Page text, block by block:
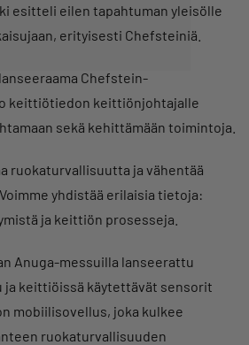
esitteli eilen tapahtuman yleisölle
erityisesti Chefsteiniä.
Chefstein-
keittiötiedon keittiönjohtajalle
sekä kehittämään toimintoja.
ruokaturvallisuutta ja vähentää
yhdistää erilaisia tietoja:
ja keittiön prosesseja.
Anuga-messuilla lanseerattu
ja keittiöissä käytettävät sensorit
mobiilisovellus, joka kulkee
ruokaturvallisuuden